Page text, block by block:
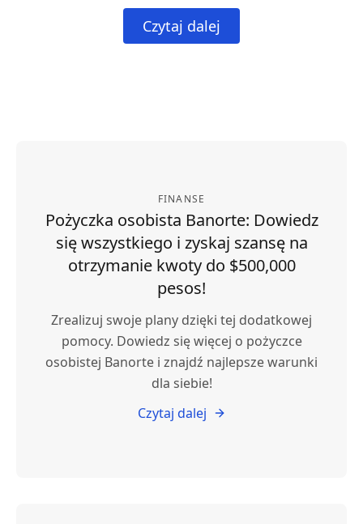
Czytaj dalej
FINANSE
Pożyczka osobista Banorte: Dowiedz
się wszystkiego i zyskaj szansę na
otrzymanie kwoty do $500,000
pesos!
Zrealizuj swoje plany dzięki tej dodatkowej
pomocy. Dowiedz się więcej o pożyczce
osobistej Banorte i znajdź najlepsze warunki
dla siebie!
Czytaj dalej